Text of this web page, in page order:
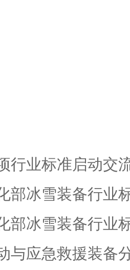
行业标准启动交
部冰雪装备行业
部冰雪装备行业
与应急救援装备